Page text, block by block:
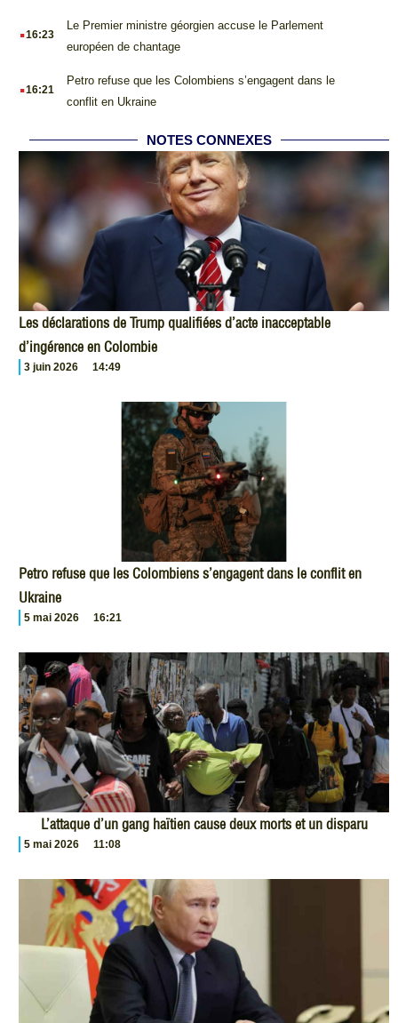
.16:23
Le Premier ministre géorgien accuse le Parlement
européen de chantage
.16:21
Petro refuse que les Colombiens s’engagent dans le
conflit en Ukraine
NOTES CONNEXES
Les déclarations de Trump qualifiées d’acte inacceptable
d’ingérence en Colombie
3 juin 2026 14:49
Petro refuse que les Colombiens s’engagent dans le conflit en
Ukraine
5 mai 2026 16:21
L’attaque d’un gang haïtien cause deux morts et un disparu
5 mai 2026 11:08